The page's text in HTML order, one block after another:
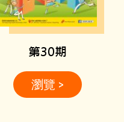
第30期
瀏覽 >